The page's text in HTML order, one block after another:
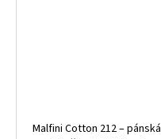
Malfini Cotton 212 – pánská